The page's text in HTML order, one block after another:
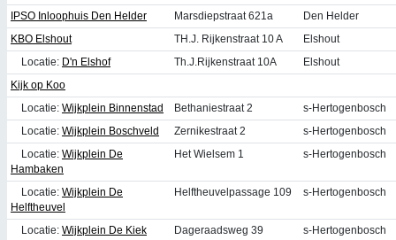
IPSO Inloophuis Den Helder Marsdiepstraat 621a
Den Helder
KBO Elshout
TH.J. Rijkenstraat 10 A
Elshout
Locatie: D'n Elshof Th.J.Rijkenstraat 10A
Elshout
Kijk op Koo
Locatie: Wijkplein Binnenstad Bethaniestraat 2
s-Hertogenbosch
Locatie: Wijkplein Boschveld Zernikestraat 2
s-Hertogenbosch
Locatie: Wijkplein De
Hambaken
Het Wielsem 1 s-Hertogenbosch
Locatie: Wijkplein De
Helftheuvel
Helftheuvelpassage 109 s-Hertogenbosch
Locatie: Wijkplein De Kiek Dageraadsweg 39
s-Hertogenbosch